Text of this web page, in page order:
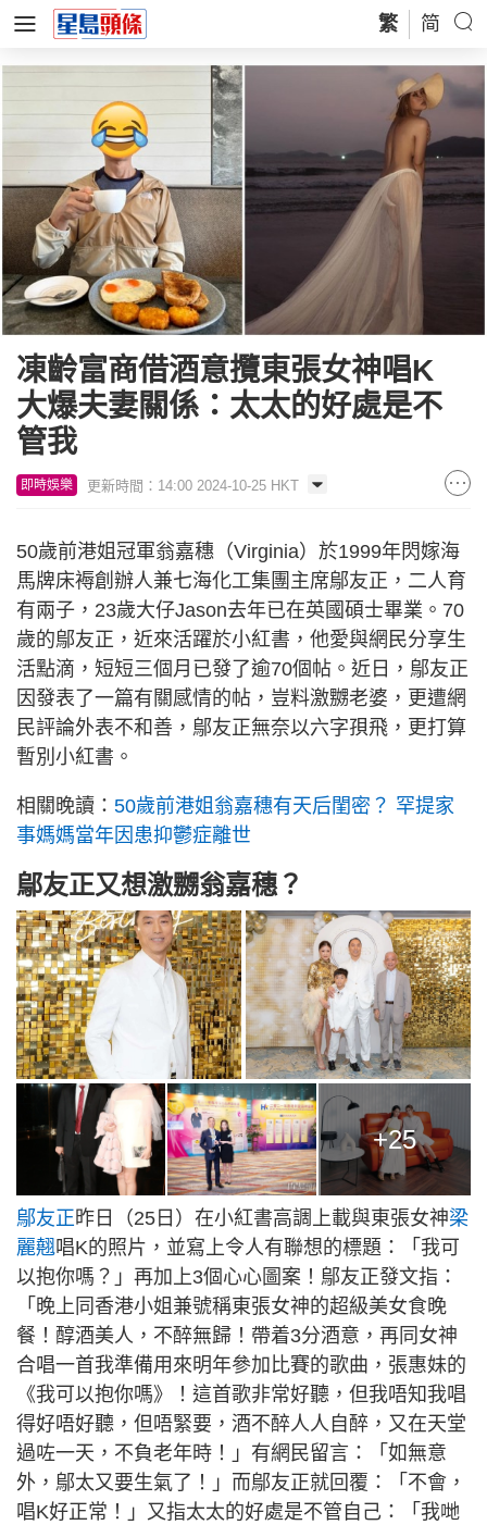
繁 简
凍齡富商借酒意攬東張女神唱K
大爆夫妻關係：太太的好處是不
管我
即時娛樂 更新時間：14:00 2024-10-25 HKT
50歲前港姐冠軍翁嘉穗（Virginia）於1999年閃嫁海
馬牌床褥創辦人兼七海化工集團主席鄔友正，二人育
有兩子，23歲大仔Jason去年已在英國碩士畢業。70
歲的鄔友正，近來活躍於小紅書，他愛與網民分享生
活點滴，短短三個月已發了逾70個帖。近日，鄔友正
因發表了一篇有關感情的帖，豈料激嬲老婆，更遭網
民評論外表不和善，鄔友正無奈以六字孭飛，更打算
暫別小紅書。
相關晚讀： 50歲前港姐翁嘉穗有天后閨密？ 罕提家
事媽媽當年因患抑鬱症離世
鄔友正又想激嬲翁嘉穗？
+25
鄔友正昨日（25日）在小紅書高調上載與東張女神梁
麗翹唱K的照片，並寫上令人有聯想的標題：「我可
以抱你嗎？」再加上3個心心圖案！鄔友正發文指：
「晚上同香港小姐兼號稱東張女神的超級美女食晚
餐！醇酒美人，不醉無歸！帶着3分酒意，再同女神
合唱一首我準備用來明年參加比賽的歌曲，張惠妹的
《我可以抱你嗎》！這首歌非常好聽，但我唔知我唱
得好唔好聽，但唔緊要，酒不醉人人自醉，又在天堂
過咗一天，不負老年時！」有網民留言：「如無意
外，鄔太又要生氣了！」而鄔友正就回覆：「不會，
唱K好正常！」又指太太的好處是不管自己：「我哋